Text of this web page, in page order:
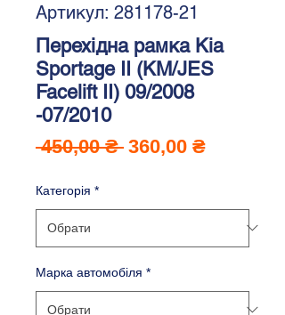
Артикул: 281178-21
Перехідна рамка Kia
Sportage II (KM/JES
Facelift II) 09/2008
-07/2010
450,00 ₴ Звичайна
360,00 ₴За
Категорія *
Марка автомобіля *